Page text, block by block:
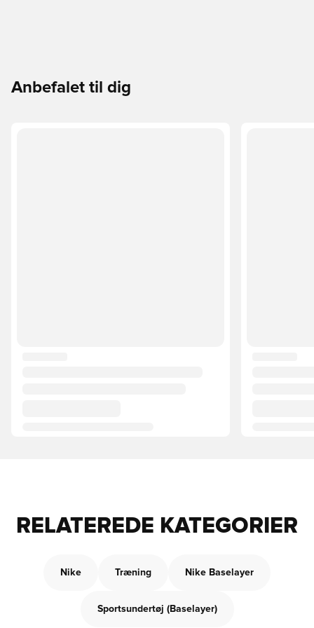
Anbefalet til dig
RELATEREDE KATEGORIER
Nike Træning Nike Baselayer
Sportsundertøj (Baselayer)